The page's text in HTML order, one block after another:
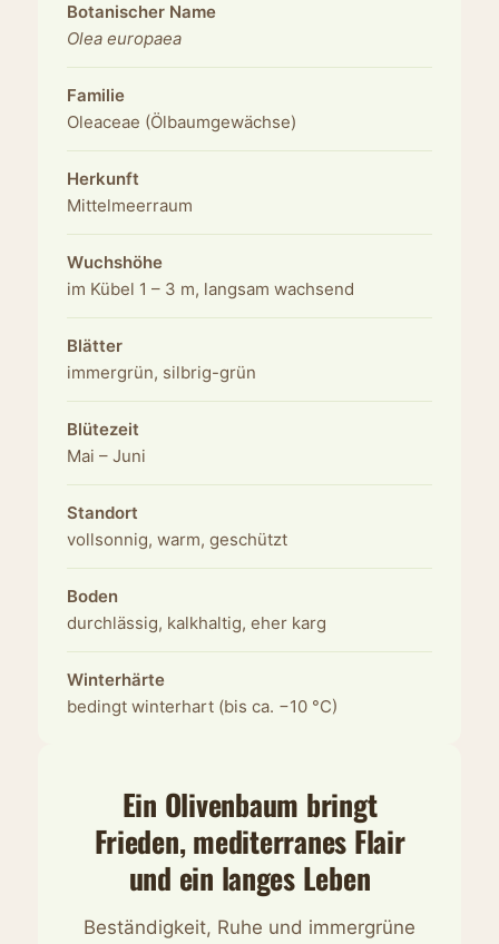
Botanischer Name
Olea europaea
Familie
Oleaceae (Ölbaumgewächse)
Herkunft
Mittelmeerraum
Wuchshöhe
im Kübel 1 – 3 m, langsam wachsend
Blätter
immergrün, silbrig-grün
Blütezeit
Mai – Juni
Standort
vollsonnig, warm, geschützt
Boden
durchlässig, kalkhaltig, eher karg
Winterhärte
bedingt winterhart (bis ca. −10 °C)
Ein Olivenbaum bringt
Frieden, mediterranes Flair
und ein langes Leben
Beständigkeit, Ruhe und immergrüne